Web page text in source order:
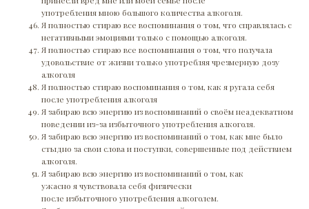
употребления мною большого количества алкоголя.
Я полностью стираю все воспоминания о том, что справлялась с
негативными эмоциями только с помощью алкоголя.
Я полностью стираю все воспоминания о том, что получала
удовольствие от жизни только употребляя чрезмерную дозу
алкоголя
Я полностью стираю воспоминания о том, как я ругала себя
после употребления алкоголя
Я забираю всю энергию из воспоминаний о своём неадекватном
поведении из-за избыточного употребления алкоголя.
Я забираю всю энергию из воспоминаний о том, как мне было
стыдно за свои слова и поступки, совершенные под действием
алкоголя.
Я забираю всю энергию из воспоминаний о том, как
ужасно я чувствовала себя физически
после избыточного употребления алкоголем.